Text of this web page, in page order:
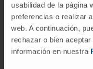
usabilidad de la página
preferencias o realizar
web. A continuación,
rechazar o bien
información en nuestra
Ahorrará dinero.